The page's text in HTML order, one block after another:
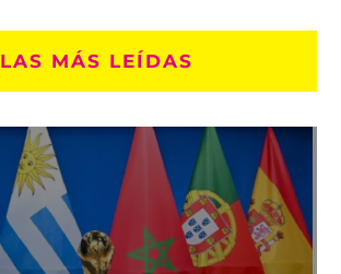
LAS MÁS LEÍDAS